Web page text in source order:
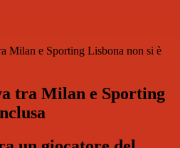
Milan e Sporting Lisbona non si è
tra Milan e Sporting